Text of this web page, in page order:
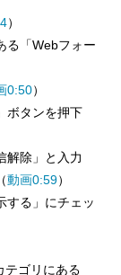
）
る「Webフォー
0:50）
ボタンを押下
解除」と入力
動画0:59）
する」にチェッ
テゴリにある